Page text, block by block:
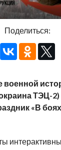
Поделиться:
военной
ТЭЦ-
«В